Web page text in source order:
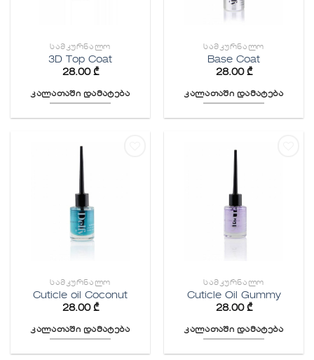
ᲡᲐᲛᲙᲣᲠᲜᲐᲚᲝ
3D Top Coat
28.00 ₾
კალათაში დამატება
ᲡᲐᲛᲙᲣᲠᲜᲐᲚᲝ
Base Coat
28.00 ₾
კალათაში დამატება
სურვილების
ᲡᲐᲛᲙᲣᲠᲜᲐᲚᲝ
Cuticle oil Coconut
28.00 ₾
კალათაში დამატება
სურვილების
ᲡᲐᲛᲙᲣᲠᲜᲐᲚᲝ
Cuticle Oil Gummy
28.00 ₾
კალათაში დამატება